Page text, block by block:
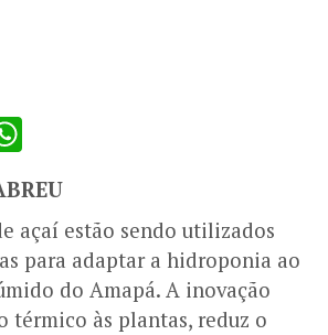
açaí estão sendo utilizados
para adaptar a hidroponia ao
do Amapá. A inovação
térmico às plantas, reduz o